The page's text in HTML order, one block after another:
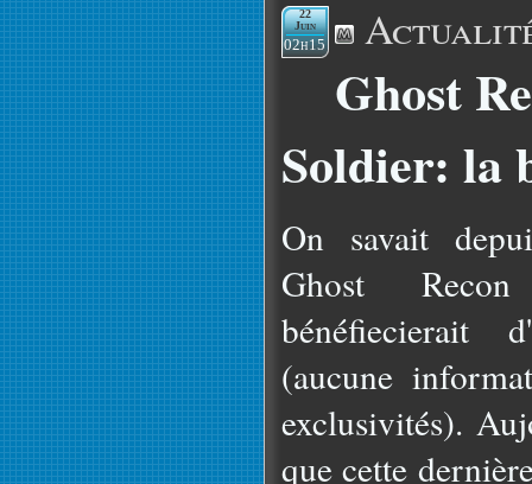
22
Juin
02h15
Ghost
Soldier: la
On savait
Ghost
bénéfiecierait
(aucune
exclusivités).
que cette